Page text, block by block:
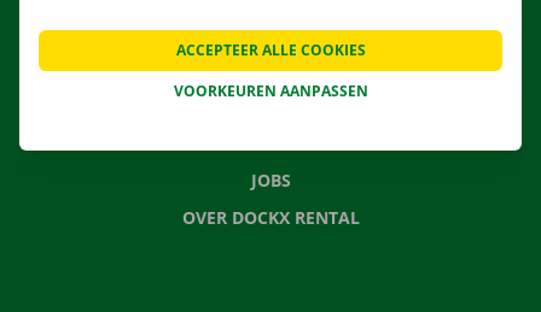
CONTACTEER ONS
VEELGESTELDE VRAGEN
JOBS
OVER DOCKX RENTAL
VOORKEUREN AANPASSEN
ACCEPTEER ALLE COOKIES